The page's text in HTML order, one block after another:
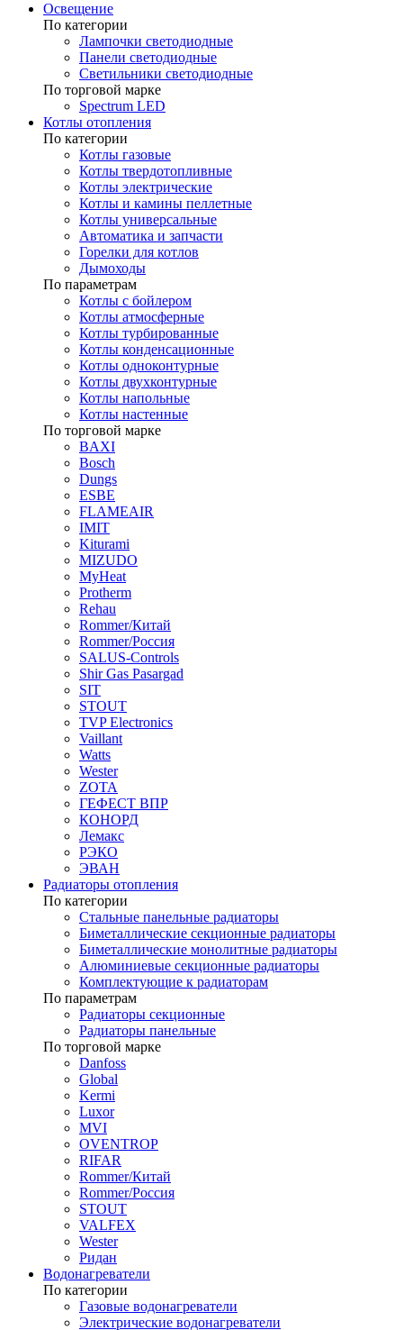
Освещение
По категории
Лампочки светодиодные
Панели светодиодные
Светильники светодиодные
По торговой марке
Spectrum LED
Котлы отопления
По категории
Котлы газовые
Котлы твердотопливные
Котлы электрические
Котлы и камины пеллетные
Котлы универсальные
Автоматика и запчасти
Горелки для котлов
Дымоходы
По параметрам
Котлы с бойлером
Котлы атмосферные
Котлы турбированные
Котлы конденсационные
Котлы одноконтурные
Котлы двухконтурные
Котлы напольные
Котлы настенные
По торговой марке
BAXI
Bosch
Dungs
ESBE
FLAMEAIR
IMIT
Kiturami
MIZUDO
MyHeat
Protherm
Rehau
Rommer/Китай
Rommer/Россия
SALUS-Controls
Shir Gas Pasargad
SIT
STOUT
TVP Electronics
Vaillant
Watts
Wester
ZOTA
ГЕФЕСТ ВПР
КОНОРД
Лемакс
РЭКО
ЭВАН
Радиаторы отопления
По категории
Стальные панельные радиаторы
Биметаллические секционные радиаторы
Биметаллические монолитные радиаторы
Алюминиевые секционные радиаторы
Комплектующие к радиаторам
По параметрам
Радиаторы секционные
Радиаторы панельные
По торговой марке
Danfoss
Global
Kermi
Luxor
MVI
OVENTROP
RIFAR​
Rommer/Китай
Rommer/Россия
STOUT
VALFEX
Wester
Ридан
Водонагреватели
По категории
Газовые водонагреватели
Электрические водонагреватели